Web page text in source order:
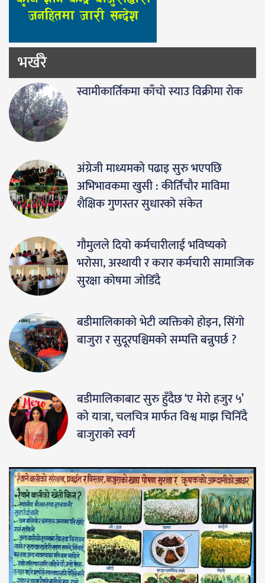
भर्खरै
स्वामीकार्तिकमा काँचो स्याउ विक्रीमा रोक
अंग्रेजी माध्यमको पढाइ सुरु भएपछि
अभिभावकमा खुसी : कीर्तिचौर माविमा
शैक्षिक गुणस्तर सुधारको संकेत
गौमुलले दियो कर्मचारीलाई भविष्यको
भरोसा, अस्थायी र करार कर्मचारी सामाजिक
सुरक्षा कोषमा जोडिँदै
बडीमालिकाको भेटी व्यक्तिको होइन, सिंगो
बाजुरा र सुदूरपश्चिमको सम्पत्ति बन्नुपर्छ ?
बडीमालिकाबाट सुरु हुँदैछ ‘ए मेरो हजुर ५’
को यात्रा, चलचित्र मार्फत विश्व माझ चिनिँदै
बाजुराको स्वर्ग